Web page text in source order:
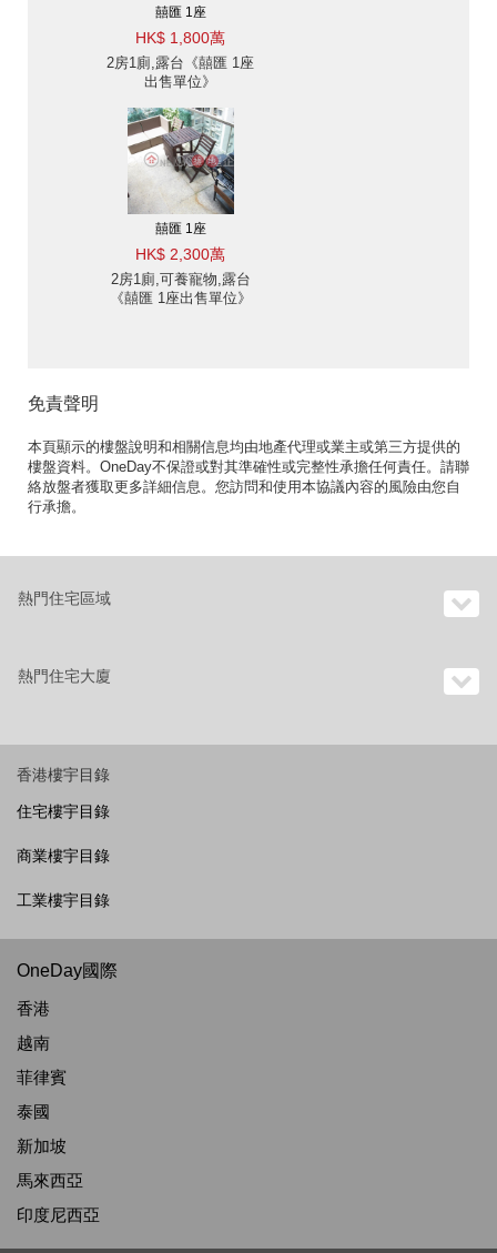
囍匯 1座
HK$ 1,800萬
2房1廁,露台《囍匯 1座
出售單位》
囍匯 1座
HK$ 2,300萬
2房1廁,可養寵物,露台
《囍匯 1座出售單位》
免責聲明
本頁顯示的樓盤說明和相關信息均由地產代理或業主或第三方提供的
樓盤資料。OneDay不保證或對其準確性或完整性承擔任何責任。請聯
絡放盤者獲取更多詳細信息。您訪問和使用本協議內容的風險由您自
行承擔。
熱門住宅區域
熱門住宅大廈
香港樓宇目錄
住宅樓宇目錄
商業樓宇目錄
工業樓宇目錄
OneDay國際
香港
越南
菲律賓
泰國
新加坡
馬來西亞
印度尼西亞